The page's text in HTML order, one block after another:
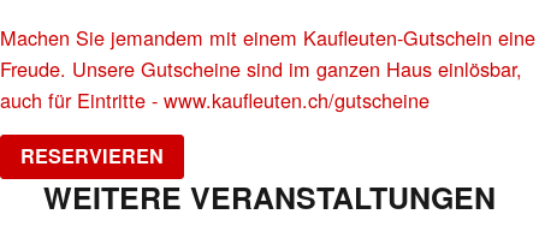
Machen Sie jemandem mit einem Kaufleuten-Gutschein eine
Freude. Unsere Gutscheine sind im ganzen Haus einlösbar,
auch für Eintritte - www.kaufleuten.ch/gutscheine
RESERVIEREN
WEITERE VERANSTALTUNGEN